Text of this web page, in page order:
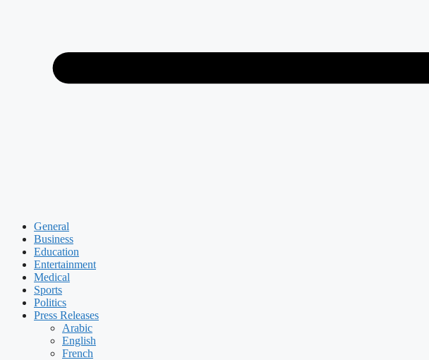
General
Business
Education
Entertainment
Medical
Sports
Politics
Press Releases
Arabic
English
French